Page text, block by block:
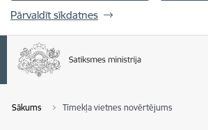
Pārvaldīt sīkdatnes
Sākums Tīmekļa vietnes novērtējums